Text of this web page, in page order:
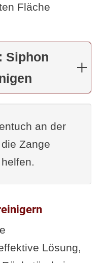
Fläche
Siphon
an der
Zange
Lösung,